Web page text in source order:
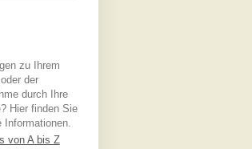
zu Ihrem
der
durch Ihre
Hier finden Sie
Informationen.
von A bis Z